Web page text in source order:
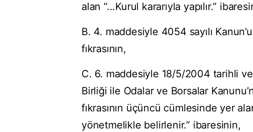
alan “...Kurul kararıyla yapılır.”
B. 4. maddesiyle 4054 sayılı
fıkrasının,
C. 6. maddesiyle 18/5/2004 tarihli ve
Birliği ile Odalar ve Borsalar
fıkrasının üçüncü cümlesinde yer
yönetmelikle belirlenir.” ibaresinin,